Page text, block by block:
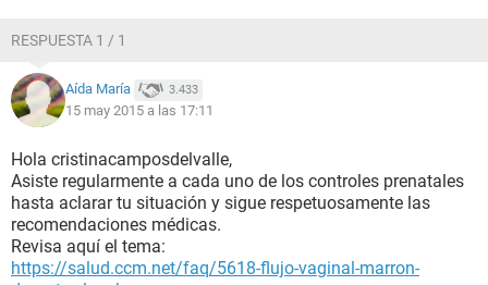
RESPUESTA 1 / 1
Aída María 3.433
15 may 2015 a las 17:11
Hola cristinacamposdelvalle,
Asiste regularmente a cada uno de los controles prenatales
hasta aclarar tu situación y sigue respetuosamente las
recomendaciones médicas.
Revisa aquí el tema:
https://salud.ccm.net/faq/5618-flujo-vaginal-marron-